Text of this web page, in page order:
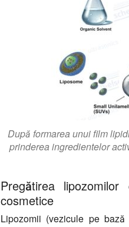
După formarea unui film
prinderea ingredientelor
Pregătirea
cosmetice
Lipozomii (vezicule pe